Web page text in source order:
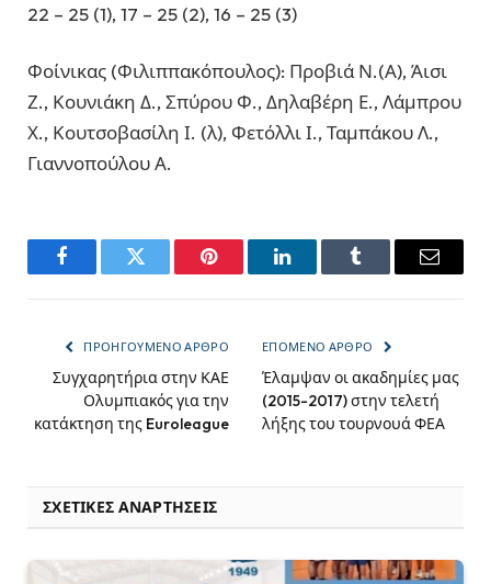
22 – 25 (1), 17 – 25 (2), 16 – 25 (3)
Φοίνικας (Φιλιππακόπουλος): Προβιά Ν.(Α), Άισι
Ζ., Κουνιάκη Δ., Σπύρου Φ., Δηλαβέρη Ε., Λάμπρου
Χ., Κουτσοβασίλη Ι. (λ), Φετόλλι Ι., Ταμπάκου Λ.,
Γιαννοπούλου Α.
FacebookTwitter Pinterest LinkedInTumblr Email
ΠΡΟΗΓΟΎΜΕΝΟ ΆΡΘΡΟ
Συγχαρητήρια στην ΚΑΕ
Ολυμπιακός για την
κατάκτηση της Euroleague
ΕΠΌΜΕΝΟ ΆΡΘΡΟ
Έλαμψαν οι ακαδημίες μας
(2015-2017) στην τελετή
λήξης του τουρνουά ΦΕΑ
ΣΧΕΤΙΚΈΣ ΑΝΑΡΤΉΣΕΙΣ